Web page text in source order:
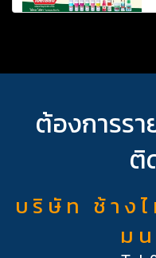
ต้องการรา
ติ
บ ริ ษั ท ช้ า ง ไ
ม